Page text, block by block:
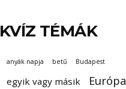
KVÍZ TÉMÁK
anyák napja betű Budapest
egyik vagy másik Európa